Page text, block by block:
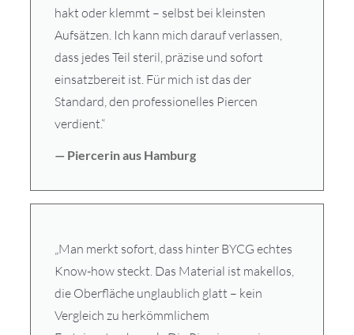
hakt oder klemmt – selbst bei kleinsten
Aufsätzen. Ich kann mich darauf verlassen,
dass jedes Teil steril, präzise und sofort
einsatzbereit ist. Für mich ist das der
Standard, den professionelles Piercen
verdient.“
— Piercerin aus Hamburg
„Man merkt sofort, dass hinter BYCG echtes
Know-how steckt. Das Material ist makellos,
die Oberfläche unglaublich glatt – kein
Vergleich zu herkömmlichem